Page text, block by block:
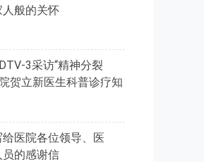
般的关怀
3采访“精神分裂
贺立新医生科普诊疗知
医院各位领导、医
的感谢信